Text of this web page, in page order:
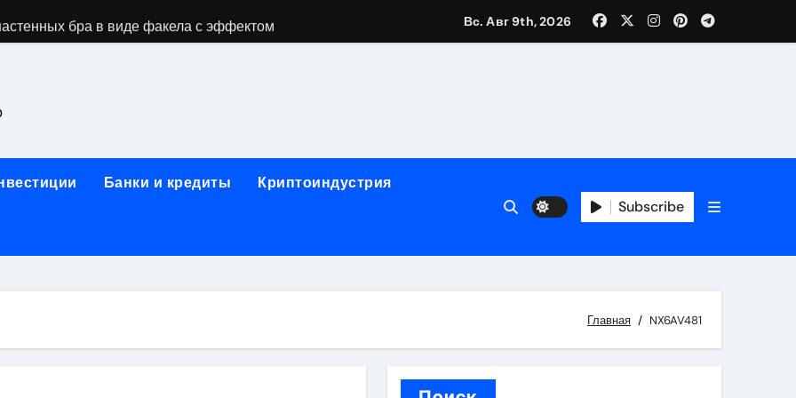
бра в виде факела с эффектом старины
работы на объектах культурного наследия
одежды: джемперы, брюки, куртки
для международных расчетов
от проектной документации до противопожарных мероприятий и обустройства мест отдыха
Вс. Авг 9th, 2026
Банки и кредиты Криптоиндустрия
Subscribe
Главная NX6AV481